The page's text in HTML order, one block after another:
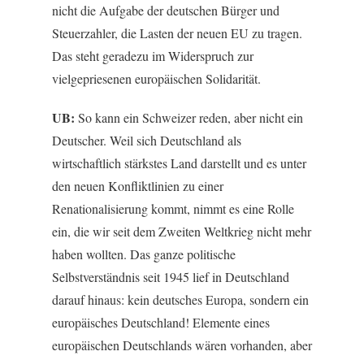
nicht die Aufgabe der deutschen Bürger und
Steuerzahler, die Lasten der neuen EU zu tragen.
Das steht geradezu im Widerspruch zur
vielgepriesenen europäischen Solidarität.
UB: So kann ein Schweizer reden, aber nicht ein
Deutscher. Weil sich Deutschland als
wirtschaftlich stärkstes Land darstellt und es unter
den neuen Konfliktlinien zu einer
Renationalisierung kommt, nimmt es eine Rolle
ein, die wir seit dem Zweiten Weltkrieg nicht mehr
haben wollten. Das ganze politische
Selbstverständnis seit 1945 lief in Deutschland
darauf hinaus: kein deutsches Europa, sondern ein
europäisches Deutschland! Elemente eines
europäischen Deutschlands wären vorhanden, aber